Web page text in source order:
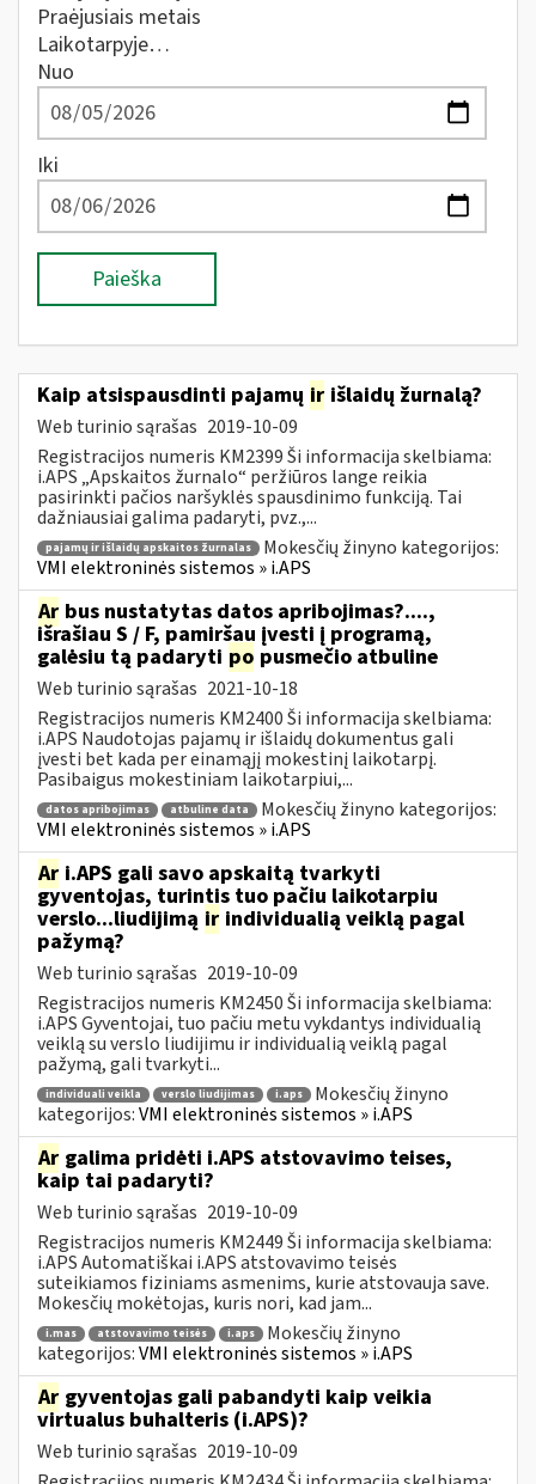
Praėjusiais metais
Laikotarpyje…
Nuo
Iki
Paieška
Kaip atsispausdinti pajamų ir išlaidų žurnalą?
Web turinio sąrašas 2019-10-09
Registracijos numeris KM2399 Ši informacija skelbiama:
i.APS „Apskaitos žurnalo“ peržiūros lange reikia
pasirinkti pačios naršyklės spausdinimo funkciją. Tai
dažniausiai galima padaryti, pvz.,...
pajamų ir išlaidų apskaitos žurnalas
Mokesčių žinyno kategorijos:
VMI elektroninės sistemos » i.APS
Ar bus nustatytas datos apribojimas?....,
išrašiau S / F, pamiršau įvesti į programą,
galėsiu tą padaryti po pusmečio atbuline
Web turinio sąrašas 2021-10-18
Registracijos numeris KM2400 Ši informacija skelbiama:
i.APS Naudotojas pajamų ir išlaidų dokumentus gali
įvesti bet kada per einamąjį mokestinį laikotarpį.
Pasibaigus mokestiniam laikotarpiui,...
datos apribojimas atbuline data
Mokesčių žinyno kategorijos:
VMI elektroninės sistemos » i.APS
Ar i.APS gali savo apskaitą tvarkyti
gyventojas, turintis tuo pačiu laikotarpiu
verslo...liudijimą ir individualią veiklą pagal
pažymą?
Web turinio sąrašas 2019-10-09
Registracijos numeris KM2450 Ši informacija skelbiama:
i.APS Gyventojai, tuo pačiu metu vykdantys individualią
veiklą su verslo liudijimu ir individualią veiklą pagal
pažymą, gali tvarkyti...
individuali veikla verslo liudijimas i.aps
Mokesčių žinyno
kategorijos:VMI elektroninės sistemos » i.APS
Ar galima pridėti i.APS atstovavimo teises,
kaip tai padaryti?
Web turinio sąrašas 2019-10-09
Registracijos numeris KM2449 Ši informacija skelbiama:
i.APS Automatiškai i.APS atstovavimo teisės
suteikiamos fiziniams asmenims, kurie atstovauja save.
Mokesčių mokėtojas, kuris nori, kad jam...
i.mas atstovavimo teisės i.aps
Mokesčių žinyno
kategorijos:VMI elektroninės sistemos » i.APS
Ar gyventojas gali pabandyti kaip veikia
virtualus buhalteris (i.APS)?
Web turinio sąrašas 2019-10-09